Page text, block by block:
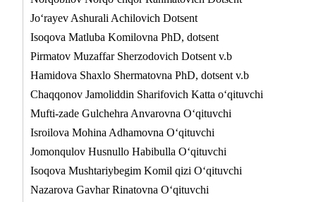
Jo‘rayev Ashurali Achilovich Dotsent
Isoqova Matluba Komilovna PhD, dotsent
Pirmatov Muzaffar Sherzodovich Dotsent v.b
Hamidova Shaxlo Shermatovna PhD, dotsent v.b
Chaqqonov Jamoliddin Sharifovich Katta o‘qituvchi
Mufti-zade Gulchehra Anvarovna O‘qituvchi
Isroilova Mohina Adhamovna O‘qituvchi
Jomonqulov Husnullo Habibulla O‘qituvchi
Isoqova Mushtariybegim Komil qizi O‘qituvchi
Nazarova Gavhar Rinatovna O‘qituvchi